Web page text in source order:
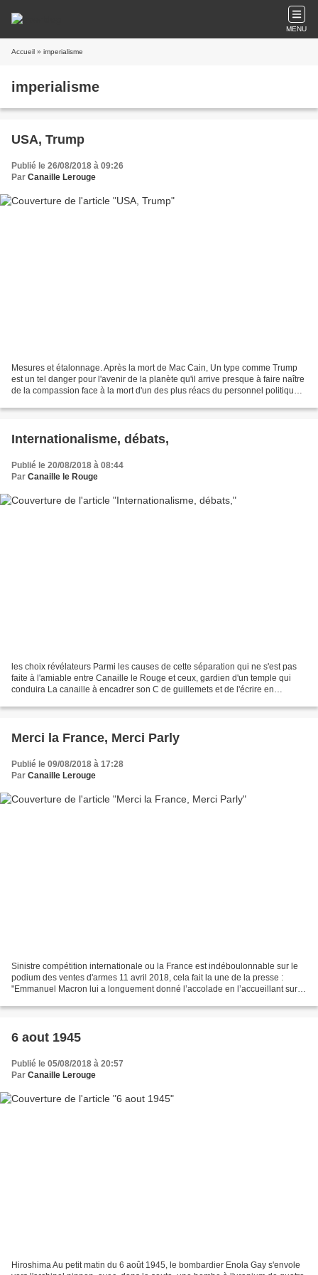
MENU
Accueil » imperialisme
imperialisme
USA, Trump
Publié le 26/08/2018 à 09:26
Par Canaille Lerouge
Mesures et étalonnage. Après la mort de Mac Cain, Un type comme Trump
est un tel danger pour l'avenir de la planète qu'il arrive presque à faire naître
de la compassion face à la mort d'un des plus réacs du personnel politique
Internationalisme, débats,
Publié le 20/08/2018 à 08:44
Par Canaille le Rouge
les choix révélateurs Parmi les causes de cette séparation qui ne s'est pas
faite à l'amiable entre Canaille le Rouge et ceux, gardien d'un temple qui
conduira La canaille à encadrer son C de guillemets et de l'écrire en
Merci la France, Merci Parly
Publié le 09/08/2018 à 17:28
Par Canaille Lerouge
Sinistre compétition internationale ou la France est indéboulonnable sur le
podium des ventes d'armes 11 avril 2018, cela fait la une de la presse :
"Emmanuel Macron lui a longuement donné l’accolade en l’accueillant sur le
6 aout 1945
Publié le 05/08/2018 à 20:57
Par Canaille Lerouge
Hiroshima Au petit matin du 6 août 1945, le bombardier Enola Gay s'envole